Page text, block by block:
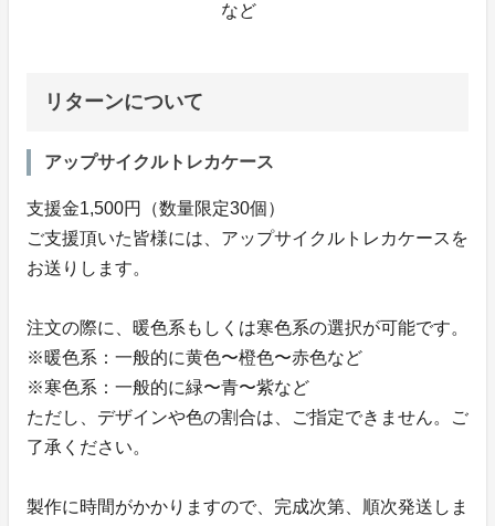
など
リターンについて
アップサイクルトレカケース
⽀援⾦1,500円（数量限定30個）
ご⽀援頂いた皆様には、アップサイクルトレカケースを
お送りします。
注⽂の際に、暖⾊系もしくは寒⾊系の選択が可能です。
※暖⾊系：⼀般的に⻩⾊〜橙⾊〜⾚⾊など
※寒⾊系：⼀般的に緑〜⻘〜紫など
ただし、デザインや⾊の割合は、ご指定できません。ご
了承ください。
製作に時間がかかりますので、完成次第、順次発送しま